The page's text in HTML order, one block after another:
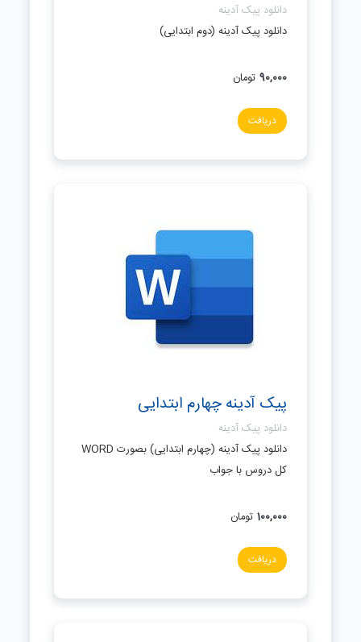
دانلود پیک آدینه
دانلود پیک آدینه (دوم ابتدایی)
90,000 تومان
دریافت
پیک آدینه چهارم ابتدایی
دانلود پیک آدینه
دانلود پیک آدینه (چهارم ابتدایی) بصورت WORD
کل دروس با جواب
100,000 تومان
دریافت